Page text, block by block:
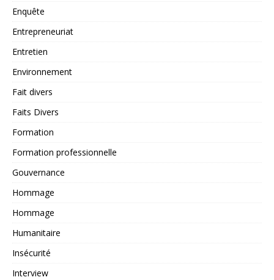
Enquête
Entrepreneuriat
Entretien
Environnement
Fait divers
Faits Divers
Formation
Formation professionnelle
Gouvernance
Hommage
Hommage
Humanitaire
Insécurité
Interview